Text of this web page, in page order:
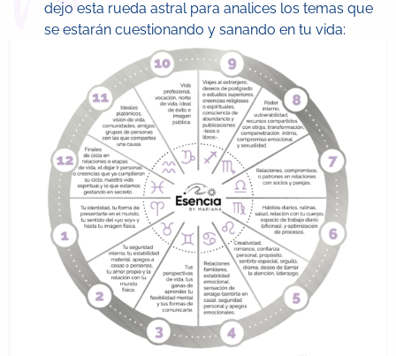
dejo esta rueda astral para analices los temas que
se estarán cuestionando y sanando en tu vida: